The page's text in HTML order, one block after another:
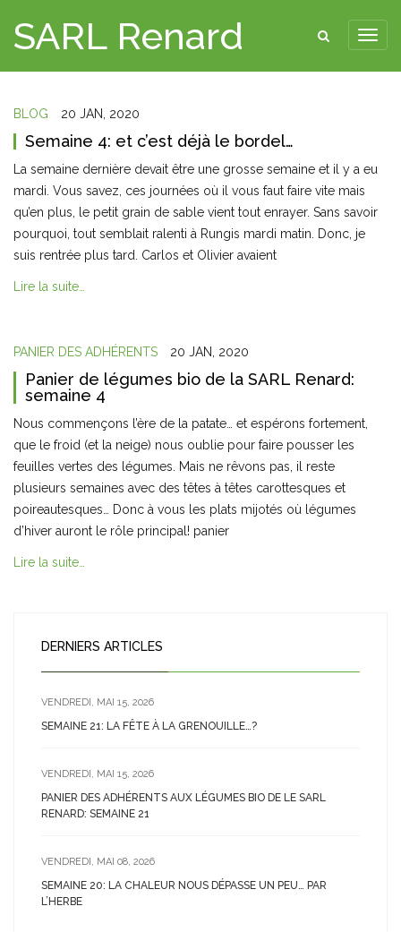
SARL Renard
BLOG 20 JAN, 2020
Semaine 4: et c’est déjà le bordel…
La semaine dernière devait être une grosse semaine et il y a eu
mardi. Vous savez, ces journées où il vous faut faire vite mais
qu’en plus, le petit grain de sable vient tout enrayer. Sans savoir
pourquoi, tout semblait ralenti à Rungis mardi matin. Donc, je
suis rentrée plus tard. Carlos et Olivier avaient
Lire la suite…
PANIER DES ADHÉRENTS 20 JAN, 2020
Panier de légumes bio de la SARL Renard:
semaine 4
Nous commençons l’ère de la patate… et espérons fortement,
que le froid (et la neige) nous oublie pour faire pousser les
feuilles vertes des légumes. Mais ne rêvons pas, il reste
plusieurs semaines avec des têtes à têtes carottesques et
poireautesques… Donc à vous les plats mijotés où légumes
d’hiver auront le rôle principal! panier
Lire la suite…
DERNIERS ARTICLES
VENDREDI, MAI 15, 2026
SEMAINE 21: LA FÊTE À LA GRENOUILLE…?
VENDREDI, MAI 15, 2026
PANIER DES ADHÉRENTS AUX LÉGUMES BIO DE LE SARL
RENARD: SEMAINE 21
VENDREDI, MAI 08, 2026
SEMAINE 20: LA CHALEUR NOUS DÉPASSE UN PEU… PAR
L’HERBE